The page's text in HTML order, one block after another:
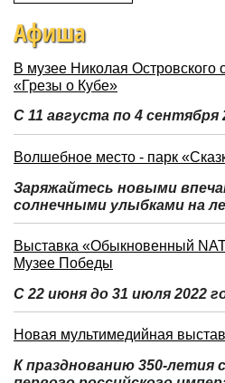
Афиша
В музее Николая Островского
«Грезы о Кубе»
С 11 августа по 4 сентября
Волшебное место - парк
Заряжайтесь новыми
солнечными улыбками на
Выставка «Обыкновенный
Музее Победы
С 22 июня до 31 июля 2022
Новая мультимедийная
К празднованию 350-летия